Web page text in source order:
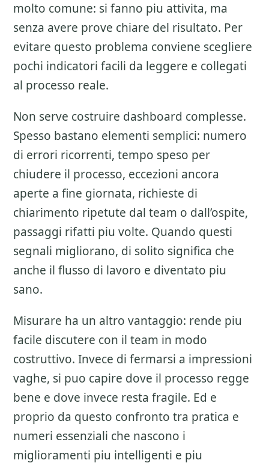
molto comune: si fanno piu attivita, ma
senza avere prove chiare del risultato. Per
evitare questo problema conviene scegliere
pochi indicatori facili da leggere e collegati
al processo reale.
Non serve costruire dashboard complesse.
Spesso bastano elementi semplici: numero
di errori ricorrenti, tempo speso per
chiudere il processo, eccezioni ancora
aperte a fine giornata, richieste di
chiarimento ripetute dal team o dall’ospite,
passaggi rifatti piu volte. Quando questi
segnali migliorano, di solito significa che
anche il flusso di lavoro e diventato piu
sano.
Misurare ha un altro vantaggio: rende piu
facile discutere con il team in modo
costruttivo. Invece di fermarsi a impressioni
vaghe, si puo capire dove il processo regge
bene e dove invece resta fragile. Ed e
proprio da questo confronto tra pratica e
numeri essenziali che nascono i
miglioramenti piu intelligenti e piu